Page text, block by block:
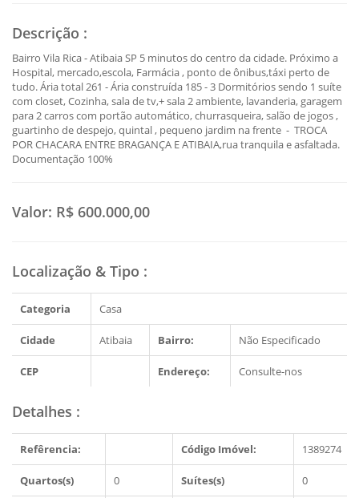
Descrição :
Bairro Vila Rica - Atibaia SP 5 minutos do centro da cidade. Próximo a
Hospital, mercado,escola, Farmácia , ponto de ônibus,táxi perto de
tudo. Ária total 261 - Ária construída 185 - 3 Dormitórios sendo 1 suíte
com closet, Cozinha, sala de tv,+ sala 2 ambiente, lavanderia, garagem
para 2 carros com portão automático, churrasqueira, salão de jogos ,
guartinho de despejo, quintal , pequeno jardim na frente - TROCA
POR CHACARA ENTRE BRAGANÇA E ATIBAIA,rua tranquila e asfaltada.
Documentação 100%
Valor: R$ 600.000,00
Localização & Tipo :
Categoria Casa
Cidade Atibaia Bairro: Não Especificado
CEP Endereço: Consulte-nos
Detalhes :
Refêrencia: Código Imóvel: 1389274
Quartos(s) 0 Suítes(s) 0